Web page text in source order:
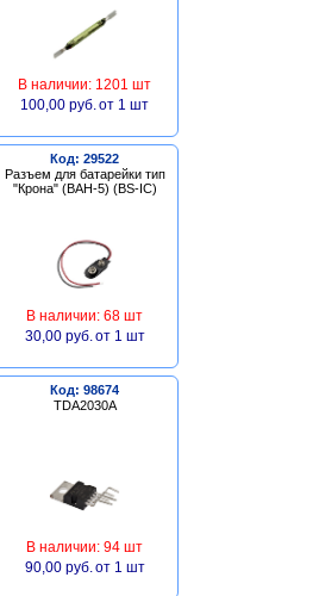
В наличии: 1201 шт
100,00 руб. от 1 шт
Код: 29522
Разъем для батарейки тип
"Крона" (BAH-5) (BS-IC)
В наличии: 68 шт
30,00 руб. от 1 шт
Код: 98674
TDA2030A
В наличии: 94 шт
90,00 руб. от 1 шт